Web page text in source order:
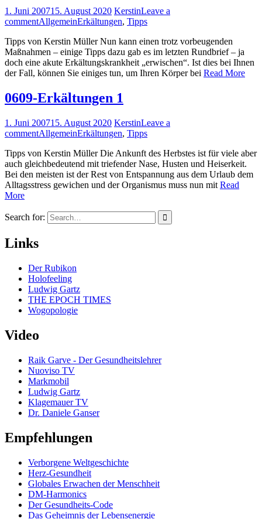
1. Juni 200715. August 2020 KerstinLeave a
commentAllgemeinErkältungen, Tipps
Tipps von Kerstin Müller Nun kann einen trotz vorbeugenden
Maßnahmen – einige Tipps dazu gab es im letzten Rundbrief – ja
doch eine akute Erkältungskrankheit „erwischen“. Ist dies bei Ihnen
der Fall, können Sie einiges tun, um Ihren Körper bei Read More
0609-Erkältungen 1
1. Juni 200715. August 2020 KerstinLeave a
commentAllgemeinErkältungen, Tipps
Tipps von Kerstin Müller Die Ankunft des Herbstes ist für viele aber
auch gleichbedeutend mit triefender Nase, Husten und Heiser­keit.
Bei den meisten ist der Rest von Entspannung aus dem Urlaub dem
Alltagsstress gewichen und der Organismus muss nun mit Read
More
Search for:
Links
Der Rubikon
Holofeeling
Ludwig Gartz
THE EPOCH TIMES
Wogopologie
Video
Raik Garve - Der Gesundheitslehrer
Nuoviso TV
Markmobil
Ludwig Gartz
Klagemauer TV
Dr. Daniele Ganser
Empfehlungen
Verborgene Weltgeschichte
Herz-Gesundheit
Globales Erwachen der Menschheit
DM-Harmonics
Der Gesundheits-Code
Das Geheimnis der Lebensenergie